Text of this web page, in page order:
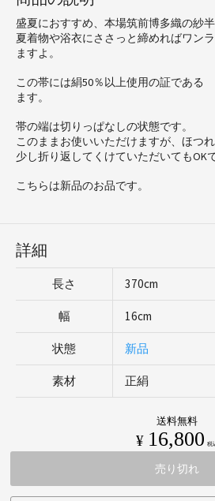
盛夏におすすめ、本場筑前博多織の紗半
夏着物や浴衣にささっと締めればワン
ますよ。
この帯には絹50％以上使用の証である
ます。
帯の端は切りっぱなしの状態です。
このままお使いいただけますが、ほつ
少し折り返してくけていただいてもOKで
こちらは新品のお品です。
詳細
長さ 370cm
幅 16cm
状態 新品
素材 正絹
送料無料
¥ 16,800 税
売り切れ